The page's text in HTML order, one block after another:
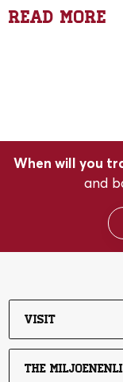
Read more
Tour de
52-Update-8
Domaniale
When will you
and
Visit
The